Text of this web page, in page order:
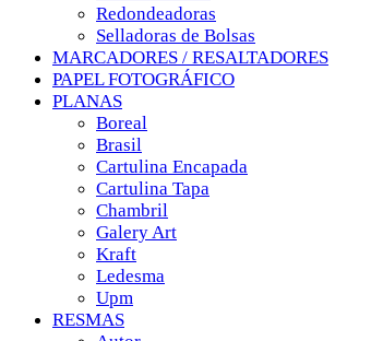
Redondeadoras
Selladoras de Bolsas
MARCADORES / RESALTADORES
PAPEL FOTOGRÁFICO
PLANAS
Boreal
Brasil
Cartulina Encapada
Cartulina Tapa
Chambril
Galery Art
Kraft
Ledesma
Upm
RESMAS